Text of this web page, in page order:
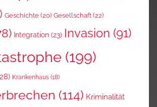
Geschichte (20) Gesellschaft(22)
Integration (23) Invasion (91)
(199)
Krankenhaus (18)
(114) Kriminalität